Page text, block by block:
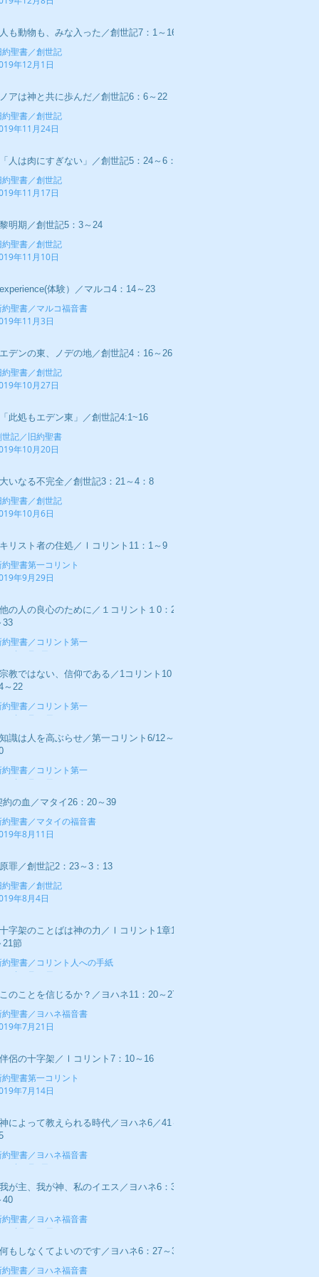
も動物も、みな入った／創世記7：1～16
約聖書／創世記
年12月1日
アは神と共に歩んだ／創世記6：6～22
約聖書／創世記
年11月24日
人は肉にすぎない」／創世記5：24～6：5
約聖書／創世記
年11月17日
明期／創世記5：3～24
約聖書／創世記
年11月10日
体験）／マルコ4：14～23
約聖書／マルコ福音書
年11月3日
デンの東、ノデの地／創世記4：16～26
約聖書／創世記
年10月27日
此処もエデン東」／創世記4:1~16
世記／旧約聖書
年10月20日
いなる不完全／創世記3：21～4：8
約聖書／創世記
年10月6日
リスト者の住処／Ⅰコリント11：1～9
約聖書第一コリント
年9月29日
の人の良心のために／１コリント１0：23
33
約聖書／コリント第一
2019年9月1日
教ではない、信仰である／1コリント10：
～22
約聖書／コリント第一
2019年8月25日
識は人を高ぶらせ／第一コリント6/12～
約聖書／コリント第一
2019年8月18日
約の血／マタイ26：20～39
約聖書／マタイの福音書
年8月11日
罪／創世記2：23～3：13
約聖書／創世記
年8月4日
字架のことばは神の力／Ⅰコリント1章17
21節
約聖書／コリント人への手紙
2019年7月28日
のことを信じるか？／ヨハネ11：20～27
約聖書／ヨハネ福音書
年7月21日
侶の十字架／Ⅰコリント7：10～16
約聖書第一コリント
年7月14日
によって教えられる時代／ヨハネ6／41～
約聖書／ヨハネ福音書
2019年7月7日
が主、我が神、私のイエス／ヨハネ6：34
40
約聖書／ヨハネ福音書
2019年6月30日
もしなくてよいのです／ヨハネ6：27～37
約聖書／ヨハネ福音書